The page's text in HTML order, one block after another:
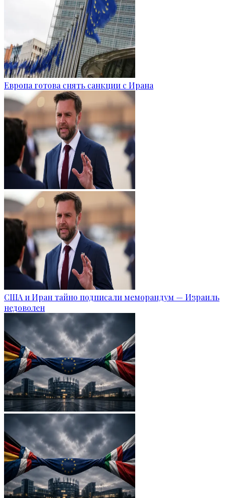
Европа готова снять санкции с Ирана
США и Иран тайно подписали меморандум — Израиль
недоволен